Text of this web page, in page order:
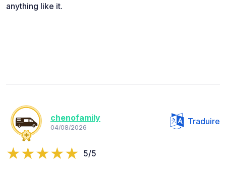
anything like it.
chenofamily
04/08/2026
Traduire
5/5